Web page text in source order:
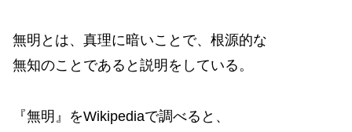
無明とは、真理に暗いことで、根源的な
無知のことであると説明をしている。
『無明』をWikipediaで調べると、